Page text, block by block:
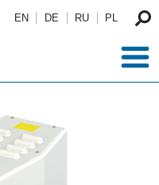
EN DE RU PL